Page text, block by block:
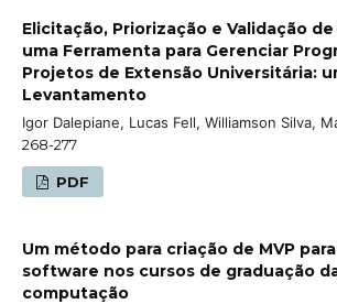
Elicitação, Priorização e Validação
uma Ferramenta para Gerenciar
Projetos de Extensão Universitária:
Levantamento
Igor Dalepiane, Lucas Fell, Williamson Silva,
268-277
PDF
Um método para criação de MVP
software nos cursos de graduação
computação